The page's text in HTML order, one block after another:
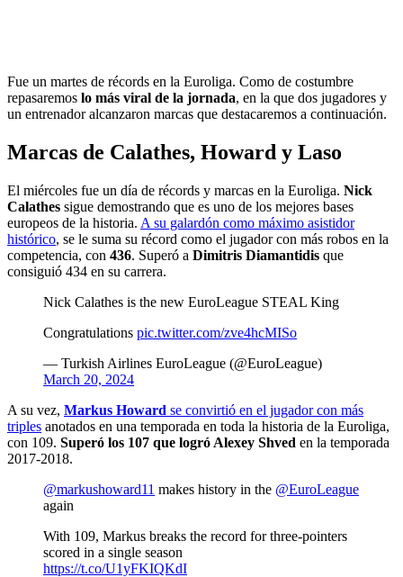
Fue un martes de récords en la Euroliga. Como de costumbre
repasaremos lo más viral de la jornada, en la que dos jugadores y
un entrenador alcanzaron marcas que destacaremos a continuación.
Marcas de Calathes, Howard y Laso
El miércoles fue un día de récords y marcas en la Euroliga. Nick
Calathes sigue demostrando que es uno de los mejores bases
europeos de la historia. A su galardón como máximo asistidor
histórico, se le suma su récord como el jugador con más robos en la
competencia, con 436. Superó a Dimitris Diamantidis que
consiguió 434 en su carrera.
Nick Calathes is the new EuroLeague STEAL King
Congratulations pic.twitter.com/zve4hcMISo
— Turkish Airlines EuroLeague (@EuroLeague)
March 20, 2024
A su vez, Markus Howard se convirtió en el jugador con más
triples anotados en una temporada en toda la historia de la Euroliga,
con 109. Superó los 107 que logró Alexey Shved en la temporada
2017-2018.
@markushoward11 makes history in the @EuroLeague
again
With 109, Markus breaks the record for three-pointers
scored in a single season
https://t.co/U1yFKIQKdI